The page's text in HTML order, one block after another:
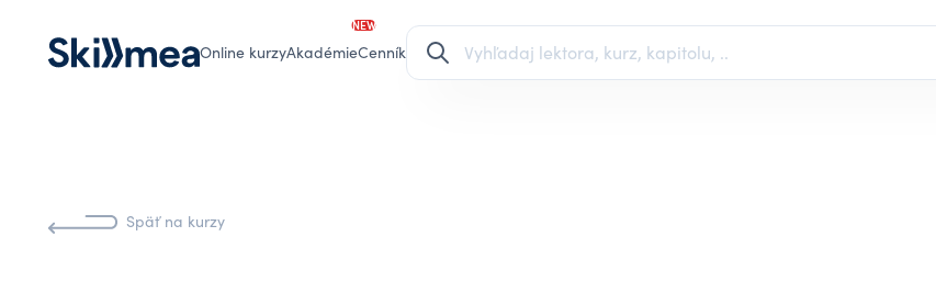
Online kurzyAkadémie
NEW
Cenník
Späť na kurzy